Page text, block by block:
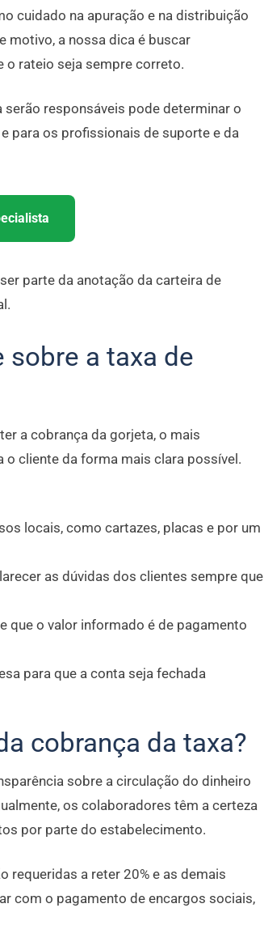
cuidado na apuração e na distribuição
motivo, a nossa dica é buscar
o rateio seja sempre correto.
responsáveis pode determinar o
para os profissionais de suporte e da
parte da anotação da carteira de
a taxa de
a cobrança da gorjeta, o mais
cliente da forma mais clara possível.
locais, como cartazes, placas e por um
as dúvidas dos clientes sempre que
que o valor informado é de pagamento
para que a conta seja fechada
cobrança da taxa?
sobre a circulação do dinheiro
os colaboradores têm a certeza
por parte do estabelecimento.
requeridas a reter 20% e as demais
com o pagamento de encargos sociais,